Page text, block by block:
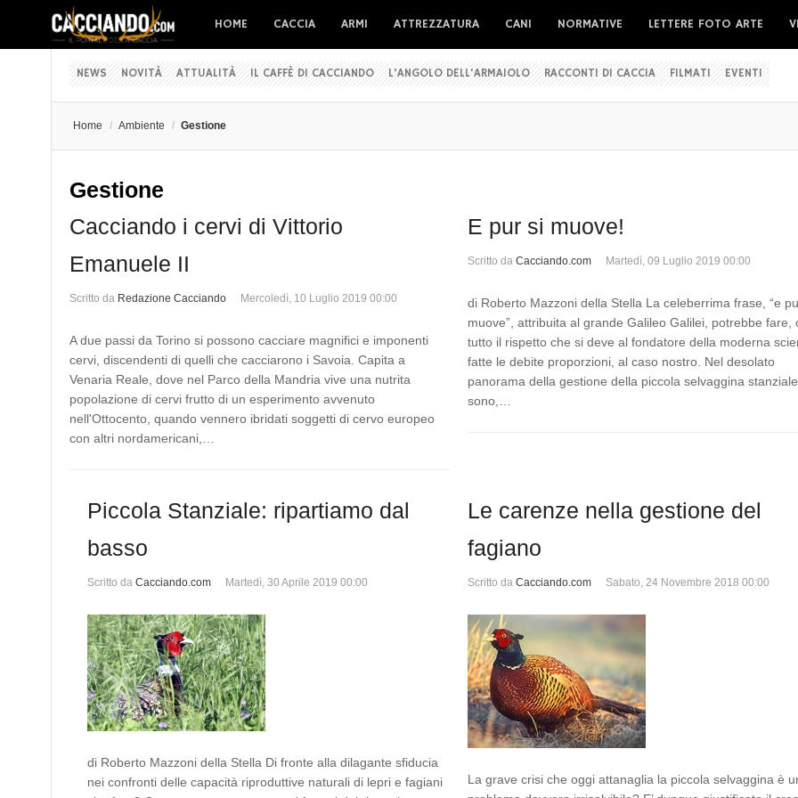
HOME CACCIA ARMI ATTREZZATURA CANI NORMATIVE LETTERE FOTO ARTE
NEWS NOVITÀ ATTUALITÀ IL CAFFÈ DI CACCIANDO L'ANGOLO DELL'ARMAIOLO RACCONTI DI CACCIA FILMATI EVENTI
Home / Ambiente / Gestione
Gestione
Cacciando i cervi di Vittorio
Emanuele II
Scritto da Redazione Cacciando Mercoledì, 10 Luglio 2019 00:00
A due passi da Torino si possono cacciare magnifici e imponenti
cervi, discendenti di quelli che cacciarono i Savoia. Capita a
Venaria Reale, dove nel Parco della Mandria vive una nutrita
popolazione di cervi frutto di un esperimento avvenuto
nell'Ottocento, quando vennero ibridati soggetti di cervo europeo
con altri nordamericani,…
E pur si muove!
Scritto daCacciando.com Martedì, 09 Luglio 2019 00:00
di Roberto Mazzoni della Stella La celeberrima frase, “e
muove”, attribuita al grande Galileo Galilei, potrebbe fare,
tutto il rispetto che si deve al fondatore della moderna
fatte le debite proporzioni, al caso nostro. Nel desolato
panorama della gestione della piccola selvaggina
sono,…
Piccola Stanziale: ripartiamo dal
basso
Scritto da Cacciando.com Martedì, 30 Aprile 2019 00:00
di Roberto Mazzoni della Stella Di fronte alla dilagante sfiducia
nei confronti delle capacità riproduttive naturali di lepri e fagiani
Le carenze nella gestione del
fagiano
Scritto daCacciando.com Sabato, 24 Novembre 2018 00:00
La grave crisi che oggi attanaglia la piccola selvaggina è